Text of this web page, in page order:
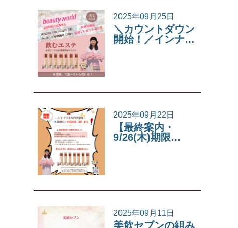
2025年09月25日
＼カウントダウン
開始！／インナ…
2025年09月22日
【最終案内・
9/26(木)期限…
2025年09月11日
美飲セブンの組み